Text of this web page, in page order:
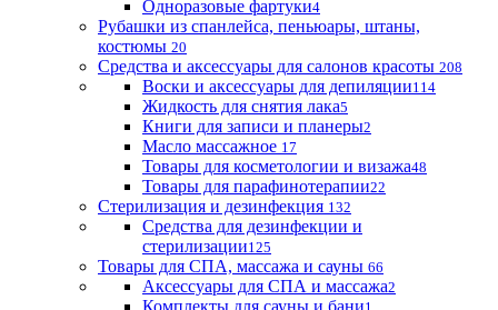
Одноразовые фартуки4
Рубашки из спанлейса, пеньюары, штаны,
костюмы 20
Средства и аксессуары для салонов красоты 208
Воски и аксессуары для депиляции114
Жидкость для снятия лака5
Книги для записи и планеры2
Масло массажное 17
Товары для косметологии и визажа48
Товары для парафинотерапии22
Стерилизация и дезинфекция 132
Средства для дезинфекции и
стерилизации125
Товары для СПА, массажа и сауны 66
Аксессуары для СПА и массажа2
Комплекты для сауны и бани